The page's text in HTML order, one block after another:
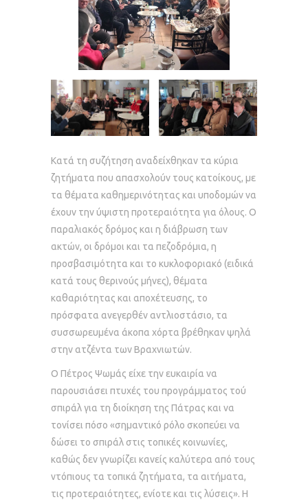
Κατά τη συζήτηση αναδείχθηκαν τα κύρια
ζητήματα που απασχολούν τους κατοίκους, με
τα θέματα καθημερινότητας και υποδομών να
έχουν την ύψιστη προτεραιότητα για όλους. Ο
παραλιακός δρόμος και η διάβρωση των
ακτών, οι δρόμοι και τα πεζοδρόμια, η
προσβασιμότητα και το κυκλοφοριακό (ειδικά
κατά τους θερινούς μήνες), θέματα
καθαριότητας και αποχέτευσης, το
πρόσφατα ανεγερθέν αντλιοστάσιο, τα
συσσωρευμένα άκοπα χόρτα βρέθηκαν ψηλά
στην ατζέντα των Βραχνιωτών.
Ο Πέτρος Ψωμάς είχε την ευκαιρία να
παρουσιάσει πτυχές του προγράμματος τού
σπιράλ για τη διοίκηση της Πάτρας και να
τονίσει πόσο «σημαντικό ρόλο σκοπεύει να
δώσει το σπιράλ στις τοπικές κοινωνίες,
καθώς δεν γνωρίζει κανείς καλύτερα από τους
ντόπιους τα τοπικά ζητήματα, τα αιτήματα,
τις προτεραιότητες, ενίοτε και τις λύσεις». Η